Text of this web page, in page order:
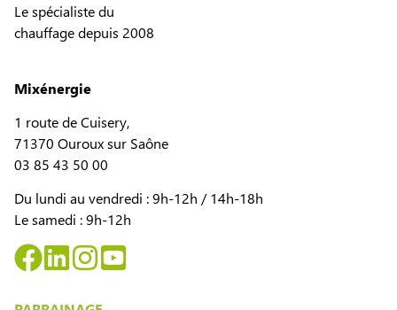
Le spécialiste du
chauffage depuis 2008
Mixénergie
1 route de Cuisery,
71370 Ouroux sur Saône
03 85 43 50 00
Du lundi au vendredi : 9h-12h / 14h-18h
Le samedi : 9h-12h